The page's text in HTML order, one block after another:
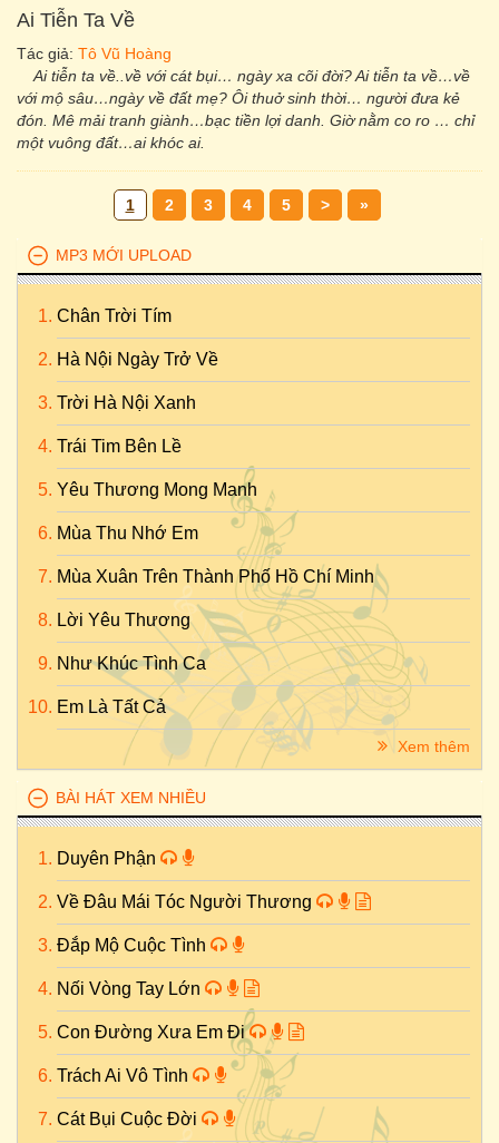
Ai Tiễn Ta Về
Tác giả: Tô Vũ Hoàng
Ai tiễn ta về..về với cát bụi… ngày xa cõi đời? Ai tiễn ta về…về
với mộ sâu…ngày về đất mẹ? Ôi thuở sinh thời… người đưa kẻ
đón. Mê mải tranh giành…bạc tiền lợi danh. Giờ nằm co ro … chỉ
một vuông đất…ai khóc ai.
1 2 3 4 5 > »
MP3 MỚI UPLOAD
Chân Trời Tím
Hà Nội Ngày Trở Về
Trời Hà Nội Xanh
Trái Tim Bên Lề
Yêu Thương Mong Manh
Mùa Thu Nhớ Em
Mùa Xuân Trên Thành Phố Hồ Chí Minh
Lời Yêu Thương
Như Khúc Tình Ca
Em Là Tất Cả
Xem thêm
BÀI HÁT XEM NHIỀU
Duyên Phận
Về Đâu Mái Tóc Người Thương
Đắp Mộ Cuộc Tình
Nối Vòng Tay Lớn
Con Đường Xưa Em Đi
Trách Ai Vô Tình
Cát Bụi Cuộc Đời